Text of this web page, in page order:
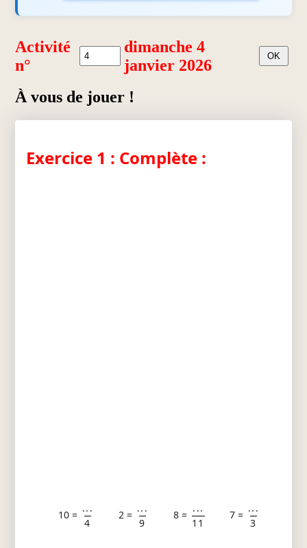
Activité
n°
dimanche 4
janvier 2026
À vous de jouer !
Exercice 1 : Complète :
10 =
...
4
2 =
...
9
8 =
...
11
7 =
...
3